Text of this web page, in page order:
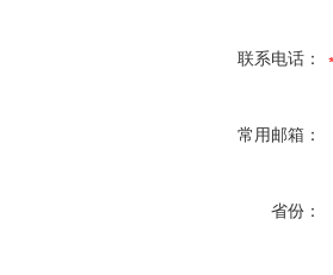
联系电话：
常用邮箱：
省份：